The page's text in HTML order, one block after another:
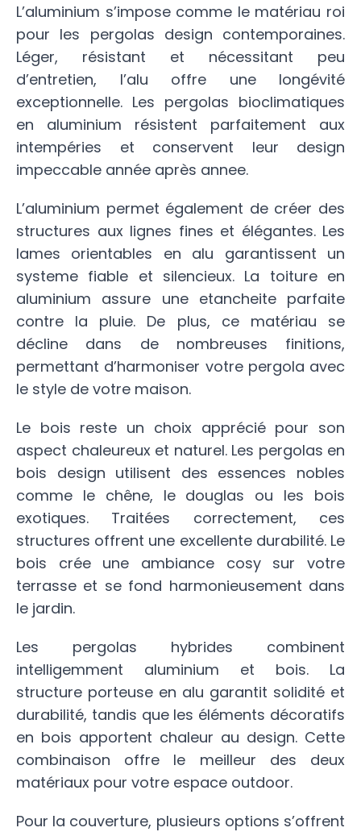
L’aluminium s’impose comme le matériau roi
pour les pergolas design contemporaines.
Léger, résistant et nécessitant peu
d’entretien, l’alu offre une longévité
exceptionnelle. Les pergolas bioclimatiques
en aluminium résistent parfaitement aux
intempéries et conservent leur design
impeccable année après annee.
L’aluminium permet également de créer des
structures aux lignes fines et élégantes. Les
lames orientables en alu garantissent un
systeme fiable et silencieux. La toiture en
aluminium assure une etancheite parfaite
contre la pluie. De plus, ce matériau se
décline dans de nombreuses finitions,
permettant d’harmoniser votre pergola avec
le style de votre maison.
Le bois reste un choix apprécié pour son
aspect chaleureux et naturel. Les pergolas en
bois design utilisent des essences nobles
comme le chêne, le douglas ou les bois
exotiques. Traitées correctement, ces
structures offrent une excellente durabilité. Le
bois crée une ambiance cosy sur votre
terrasse et se fond harmonieusement dans
le jardin.
Les pergolas hybrides combinent
intelligemment aluminium et bois. La
structure porteuse en alu garantit solidité et
durabilité, tandis que les éléments décoratifs
en bois apportent chaleur au design. Cette
combinaison offre le meilleur des deux
matériaux pour votre espace outdoor.
Pour la couverture, plusieurs options s’offrent